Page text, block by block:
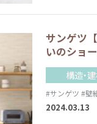
サンゲツ
いのショ
構造・
#サンゲツ #壁
2024.03.13